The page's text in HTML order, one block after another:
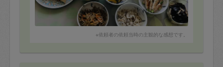
※依頼者の依頼当時の主観的な感想です。